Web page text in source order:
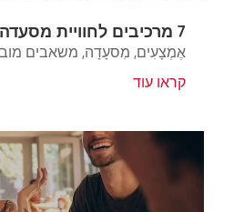
7 מרכיבים לחוויית מסעדה טובה יותר
אֶמְצָעִים, מִסעָדָה, משאבים
קראו עוד